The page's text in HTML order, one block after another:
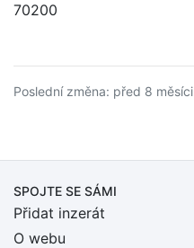
70200
Poslední změna: před 8 měsíci
SPOJTE SE SÁMI
Přidat inzerát
O webu